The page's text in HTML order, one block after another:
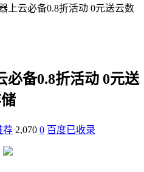
上云必备0.8折活动 0元送云数
必备0.8折活动 0元送
荐 2,070 0 百度已收录